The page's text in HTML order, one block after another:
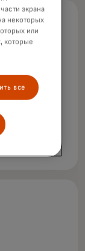
экрана
некоторых
или
которые
все